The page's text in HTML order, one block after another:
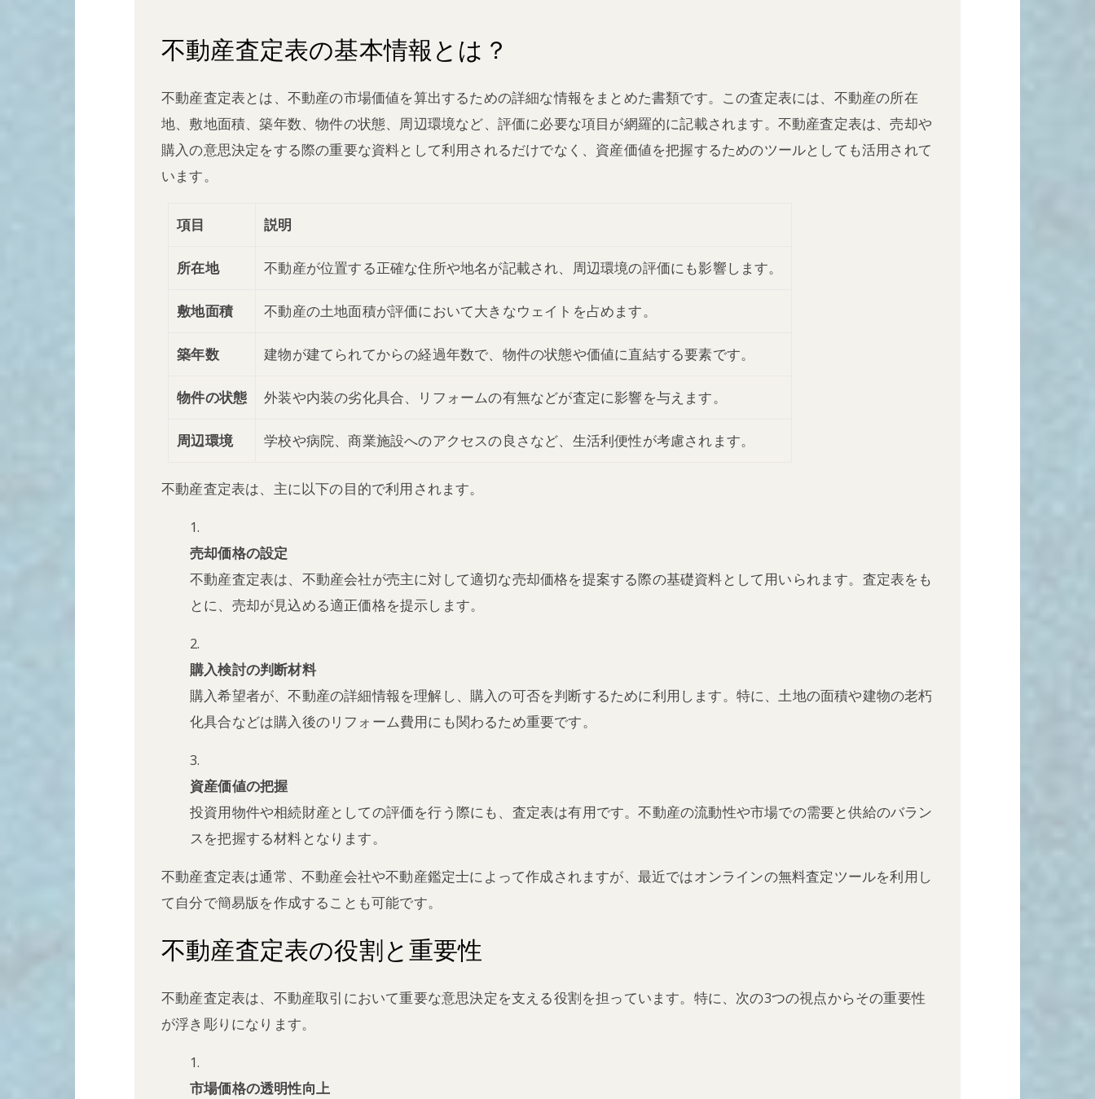
不動産査定表の基本情報とは？
不動産査定表とは、不動産の市場価値を算出するための詳細な情報をまとめた書類です。この査定表には、不動産の所在
地、敷地面積、築年数、物件の状態、周辺環境など、評価に必要な項目が網羅的に記載されます。不動産査定表は、売却や
購入の意思決定をする際の重要な資料として利用されるだけでなく、資産価値を把握するためのツールとしても活用されて
います。
項目 説明
所在地 不動産が位置する正確な住所や地名が記載され、周辺環境の評価にも影響します。
敷地面積 不動産の土地面積が評価において大きなウェイトを占めます。
築年数 建物が建てられてからの経過年数で、物件の状態や価値に直結する要素です。
物件の状態 外装や内装の劣化具合、リフォームの有無などが査定に影響を与えます。
周辺環境 学校や病院、商業施設へのアクセスの良さなど、生活利便性が考慮されます。
不動産査定表は、主に以下の目的で利用されます。
売却価格の設定
不動産査定表は、不動産会社が売主に対して適切な売却価格を提案する際の基礎資料として用いられます。査定表をも
とに、売却が見込める適正価格を提示します。
購入検討の判断材料
購入希望者が、不動産の詳細情報を理解し、購入の可否を判断するために利用します。特に、土地の面積や建物の老朽
化具合などは購入後のリフォーム費用にも関わるため重要です。
資産価値の把握
投資用物件や相続財産としての評価を行う際にも、査定表は有用です。不動産の流動性や市場での需要と供給のバラン
スを把握する材料となります。
不動産査定表は通常、不動産会社や不動産鑑定士によって作成されますが、最近ではオンラインの無料査定ツールを利用し
て自分で簡易版を作成することも可能です。
不動産査定表の役割と重要性
不動産査定表は、不動産取引において重要な意思決定を支える役割を担っています。特に、次の3つの視点からその重要性
が浮き彫りになります。
市場価格の透明性向上